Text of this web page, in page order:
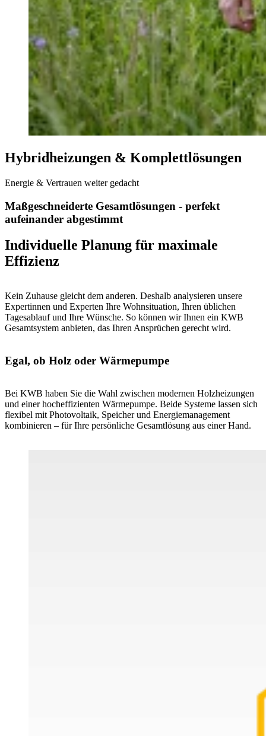
Hybridheizungen & Komplettlösungen
Energie & Vertrauen weiter gedacht
Maßgeschneiderte Gesamtlösungen - perfekt
aufeinander abgestimmt
Individuelle Planung für maximale
Effizienz
Kein Zuhause gleicht dem anderen. Deshalb analysieren unsere
Expertinnen und Experten Ihre Wohnsituation, Ihren üblichen
Tagesablauf und Ihre Wünsche. So können wir Ihnen ein KWB
Gesamtsystem anbieten, das Ihren Ansprüchen gerecht wird.
Egal, ob Holz oder Wärmepumpe
Bei KWB haben Sie die Wahl zwischen modernen Holzheizungen
und einer hocheffizienten Wärmepumpe. Beide Systeme lassen sich
flexibel mit Photovoltaik, Speicher und Energiemanagement
kombinieren – für Ihre persönliche Gesamtlösung aus einer Hand.